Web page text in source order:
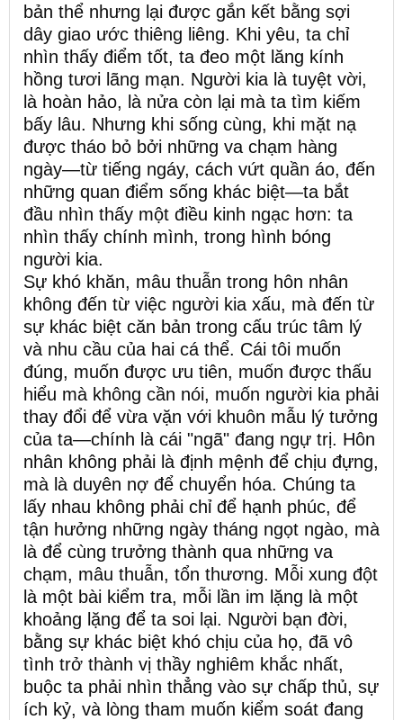
bản thể nhưng lại được gắn kết bằng sợi
dây giao ước thiêng liêng. Khi yêu, ta chỉ
nhìn thấy điểm tốt, ta đeo một lăng kính
hồng tươi lãng mạn. Người kia là tuyệt vời,
là hoàn hảo, là nửa còn lại mà ta tìm kiếm
bấy lâu. Nhưng khi sống cùng, khi mặt nạ
được tháo bỏ bởi những va chạm hàng
ngày—từ tiếng ngáy, cách vứt quần áo, đến
những quan điểm sống khác biệt—ta bắt
đầu nhìn thấy một điều kinh ngạc hơn: ta
nhìn thấy chính mình, trong hình bóng
người kia.
Sự khó khăn, mâu thuẫn trong hôn nhân
không đến từ việc người kia xấu, mà đến từ
sự khác biệt căn bản trong cấu trúc tâm lý
và nhu cầu của hai cá thể. Cái tôi muốn
đúng, muốn được ưu tiên, muốn được thấu
hiểu mà không cần nói, muốn người kia phải
thay đổi để vừa vặn với khuôn mẫu lý tưởng
của ta—chính là cái "ngã" đang ngự trị. Hôn
nhân không phải là định mệnh để chịu đựng,
mà là duyên nợ để chuyển hóa. Chúng ta
lấy nhau không phải chỉ để hạnh phúc, để
tận hưởng những ngày tháng ngọt ngào, mà
là để cùng trưởng thành qua những va
chạm, mâu thuẫn, tổn thương. Mỗi xung đột
là một bài kiểm tra, mỗi lần im lặng là một
khoảng lặng để ta soi lại. Người bạn đời,
bằng sự khác biệt khó chịu của họ, đã vô
tình trở thành vị thầy nghiêm khắc nhất,
buộc ta phải nhìn thẳng vào sự chấp thủ, sự
ích kỷ, và lòng tham muốn kiểm soát đang